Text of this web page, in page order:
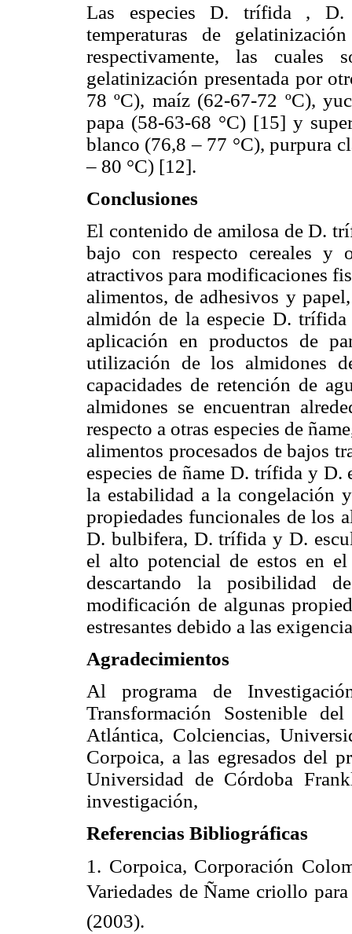
Las especies D. trífida , D.
temperaturas de
respectivamente, las cuales
gelatinización presentada por
78 ºC), maíz (62-67-72 ºC),
papa (58-63-68 °C) [15] y
blanco (76,8 – 77 °C), purpura
– 80 °C) [12].
Conclusiones
El contenido de amilosa de D.
bajo con respecto cereales y
atractivos para modificaciones
alimentos, de adhesivos y
almidón de la especie D.
aplicación en productos de
utilización de los almidones
capacidades de retención de
almidones se encuentran
respecto a otras especies de
alimentos procesados de bajos
especies de ñame D. trífida y D.
la estabilidad a la congelación
propiedades funcionales de los
D. bulbifera, D. trífida y D.
el alto potencial de estos en
descartando la posibilidad
modificación de algunas
estresantes debido a las
Agradecimientos
Al programa de
Transformación Sostenible
Atlántica, Colciencias,
Corpoica, a las egresados del
Universidad de Córdoba
investigación,
Referencias Bibliográficas
1. Corpoica, Corporación
Variedades de Ñame criollo
(2003).